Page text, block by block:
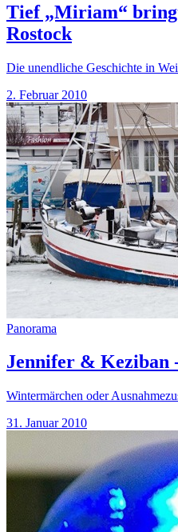
Tief „Miriam“
Rostock
Die unendliche Geschichte in
2. Februar 2010
Panorama
Jennifer & Keziban
Wintermärchen oder
31. Januar 2010